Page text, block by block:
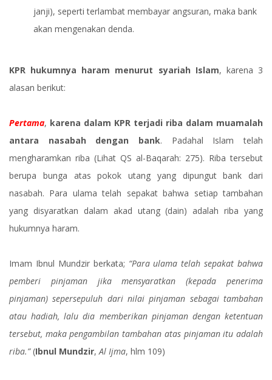
janji), seperti terlambat membayar angsuran, maka bank
akan mengenakan denda.
KPR hukumnya haram menurut syariah Islam, karena 3
alasan berikut:
Pertama, karena dalam KPR terjadi riba dalam muamalah
antara nasabah dengan bank. Padahal Islam telah
mengharamkan riba (Lihat QS al-Baqarah: 275). Riba tersebut
berupa bunga atas pokok utang yang dipungut bank dari
nasabah. Para ulama telah sepakat bahwa setiap tambahan
yang disyaratkan dalam akad utang (dain) adalah riba yang
hukumnya haram.
Imam Ibnul Mundzir berkata; “Para ulama telah sepakat bahwa
pemberi pinjaman jika mensyaratkan (kepada penerima
pinjaman) sepersepuluh dari nilai pinjaman sebagai tambahan
atau hadiah, lalu dia memberikan pinjaman dengan ketentuan
tersebut, maka pengambilan tambahan atas pinjaman itu adalah
riba.”(Ibnul Mundzir,Al Ijma, hlm 109)